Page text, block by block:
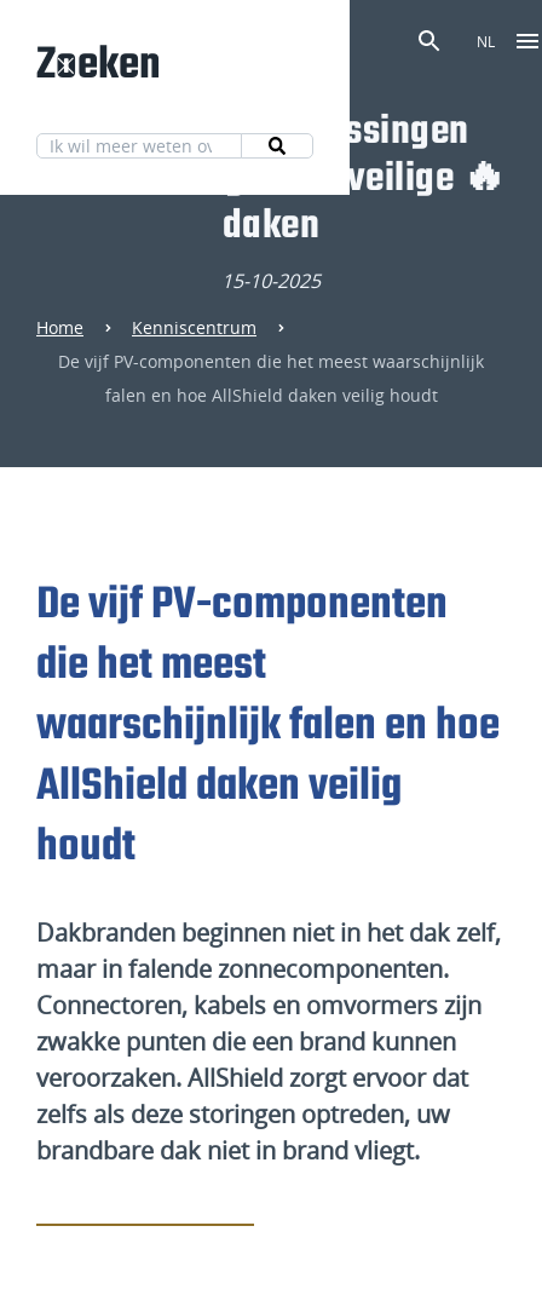
NL
Zoeken
Ontdek onze oplossingen
voor volledig brandveilige 🔥
daken
15-10-2025
Home
Kenniscentrum
De vijf PV-componenten die het meest waarschijnlijk
falen en hoe AllShield daken veilig houdt
De vijf PV-componenten
die het meest
waarschijnlijk falen en hoe
AllShield daken veilig
houdt
Dakbranden beginnen niet in het dak zelf,
maar in falende zonnecomponenten.
Connectoren, kabels en omvormers zijn
zwakke punten die een brand kunnen
veroorzaken. AllShield zorgt ervoor dat
zelfs als deze storingen optreden, uw
brandbare dak niet in brand vliegt.